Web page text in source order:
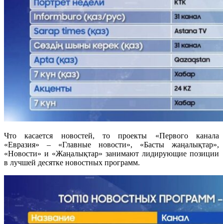
Что касается новостей, то проекты «Первого канала
«Евразия» – «Главные новости», «Басты жаңалықтар»,
«Новости» и «Жаңалықтар» занимают лидирующие позиции
в лучшей десятке новостных программ.